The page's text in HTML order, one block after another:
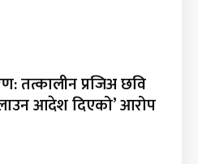
तत्कालीन प्रजिअ छवि
आदेश दिएको’ आरोप